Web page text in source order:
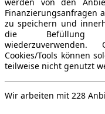
Finanzierungsanfragen
zu speichern und
die Befüllung
Cookies/Tools können
teilweise nicht genutzt
Wir arbeiten mit 228